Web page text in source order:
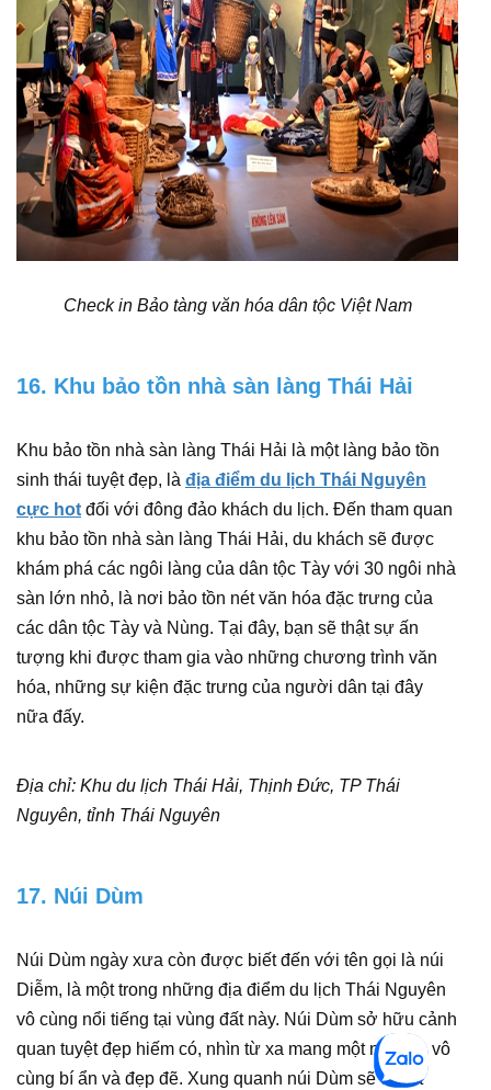
Check in Bảo tàng văn hóa dân tộc Việt Nam
16. Khu bảo tồn nhà sàn làng Thái Hải
Khu bảo tồn nhà sàn làng Thái Hải là một làng bảo tồn
sinh thái tuyệt đẹp, là địa điểm du lịch Thái Nguyên
cực hot đối với đông đảo khách du lịch. Đến tham quan
khu bảo tồn nhà sàn làng Thái Hải, du khách sẽ được
khám phá các ngôi làng của dân tộc Tày với 30 ngôi nhà
sàn lớn nhỏ, là nơi bảo tồn nét văn hóa đặc trưng của
các dân tộc Tày và Nùng. Tại đây, bạn sẽ thật sự ấn
tượng khi được tham gia vào những chương trình văn
hóa, những sự kiện đặc trưng của người dân tại đây
nữa đấy.
Địa chỉ: Khu du lịch Thái Hải, Thịnh Đức, TP Thái
Nguyên, tỉnh Thái Nguyên
17. Núi Dùm
Núi Dùm ngày xưa còn được biết đến với tên gọi là núi
Diễm, là một trong những địa điểm du lịch Thái Nguyên
vô cùng nổi tiếng tại vùng đất này. Núi Dùm sở hữu cảnh
quan tuyệt đẹp hiếm có, nhìn từ xa mang một nét đẹp vô
cùng bí ẩn và đẹp đẽ. Xung quanh núi Dùm sẽ có rất